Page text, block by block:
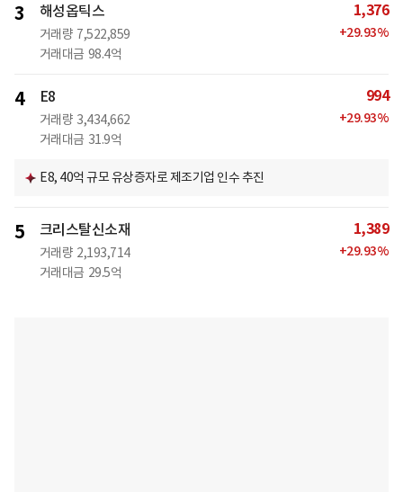
3 해성옵틱스
거래량 7,522,859
거래대금 98.4억
1,376
+29.93%
4 E8
거래량 3,434,662
거래대금 31.9억
994
+29.93%
E8, 40억 규모 유상증자로 제조기업 인수 추진
5 크리스탈신소재
거래량 2,193,714
거래대금 29.5억
1,389
+29.93%